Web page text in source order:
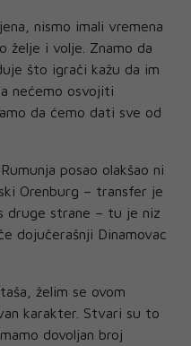
nismo imali vremena
želje i volje. Znamo da
što igrači kažu da im
nećemo osvojiti
da ćemo dati sve od
posao olakšao ni
Orenburg – transfer je
druge strane – tu je niz
dojučerašnji Dinamovac
želim se ovom
karakter. Stvari su to
dovoljan broj